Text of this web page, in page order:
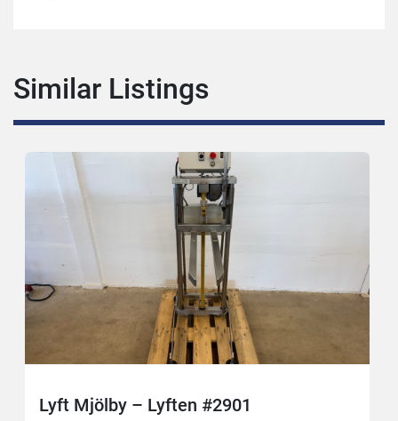
Similar Listings
Lyft Mjölby – Lyften #2901